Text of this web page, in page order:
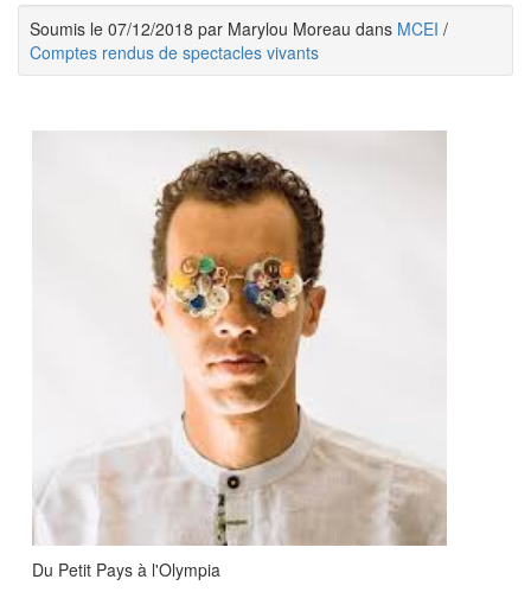
Soumis le 07/12/2018 par Marylou Moreau dans MCEI /
Comptes rendus de spectacles vivants
Du Petit Pays à l'Olympia